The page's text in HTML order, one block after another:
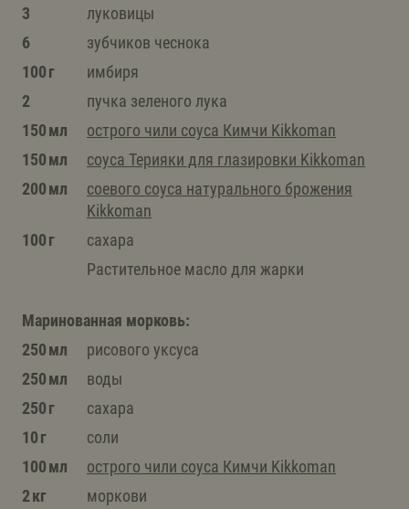
3
луковицы
6
зубчиков чеснока
100 г
имбиря
2
пучка зеленого лука
150 мл
острого чили соуса Кимчи Kikkoman
150 мл
соуса Терияки для глазировки Kikkoman
200 мл
соевого соуса натурального брожения
Kikkoman
100 г
сахара
Растительное масло для жарки
Маринованная морковь:
250 мл
рисового уксуса
250 мл
воды
250 г
сахара
10 г
соли
100 мл
острого чили соуса Кимчи Kikkoman
2 кг
моркови